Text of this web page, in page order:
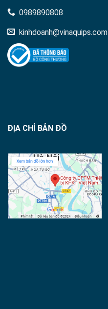
0989890808
kinhdoanh@vinaquips.com
ĐỊA CHỈ BẢN ĐỒ